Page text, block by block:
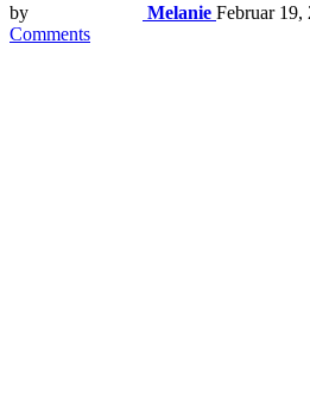
by Melanie Februar 19,
Comments